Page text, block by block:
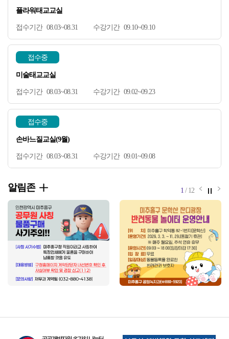
플라워태교교실
08.03~08.31 09.10~09.10
접수중
미술태교교실
08.03~08.31 09.02~09.23
접수중
손바느질교실(9월)
08.03~08.31 09.01~09.08
알림존 1 / 12 알림존
정지